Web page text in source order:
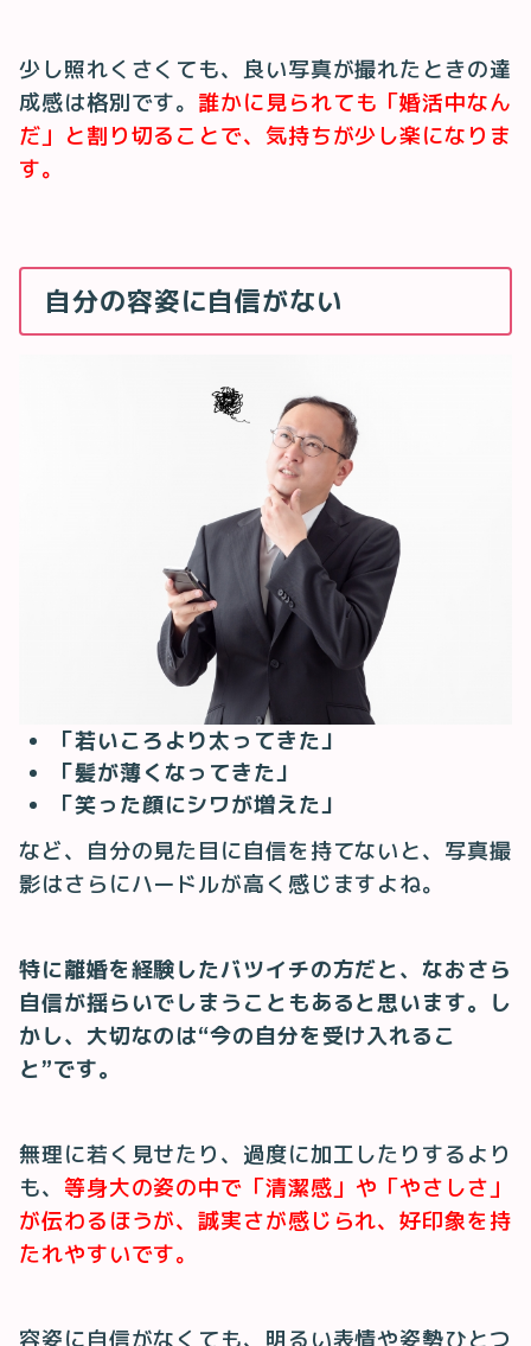
少し照れくさくても、良い写真が撮れたときの達
成感は格別です。 誰かに見られても「婚活中なん
だ」と割り切ることで、気持ちが少し楽になりま
す。
自分の容姿に自信がない
「若いころより太ってきた」
「髪が薄くなってきた」
「笑った顔にシワが増えた」
など、自分の見た目に自信を持てないと、写真撮
影はさらにハードルが高く感じますよね。
特に離婚を経験したバツイチの方だと、なおさら
自信が揺らいでしまうこともあると思います。し
かし、大切なのは“今の自分を受け入れるこ
と”です。
無理に若く見せたり、過度に加工したりするより
も、 等身大の姿の中で「清潔感」や「やさしさ」
が伝わるほうが、誠実さが感じられ、好印象を持
たれやすいです。
容姿に自信がなくても、明るい表情や姿勢ひとつ